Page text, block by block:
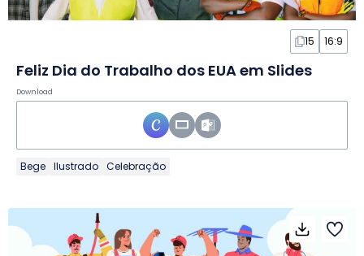
15 16:9
Feliz Dia do Trabalho dos EUA em Slides
Download
Bege Ilustrado Celebração